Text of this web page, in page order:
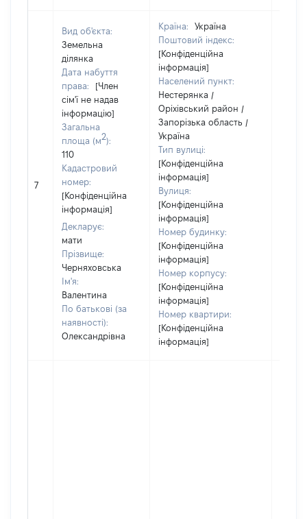
7
Вид об'єкта:
Земельна
ділянка
Дата набуття
права:
[Член
сім'ї не надав
інформацію]
Загальна
площа (м2):
110
Кадастровий
номер:
[Конфіденційна
інформація]
Декларує:
мати
Прізвище:
Черняховська
Ім'я:
Валентина
По батькові (за
наявності):
Олександрівна
Країна:
Україна
Поштовий індекс:
[Конфіденційна
інформація]
Населений пункт:
Нестерянка /
Оріхівський район /
Запорізька область /
Україна
Тип вулиці:
[Конфіденційна
інформація]
Вулиця:
[Конфіденційна
інформація]
Номер будинку:
[Конфіденційна
інформація]
Номер корпусу:
[Конфіденційна
інформація]
Номер квартири:
[Конфіденційна
інформація]